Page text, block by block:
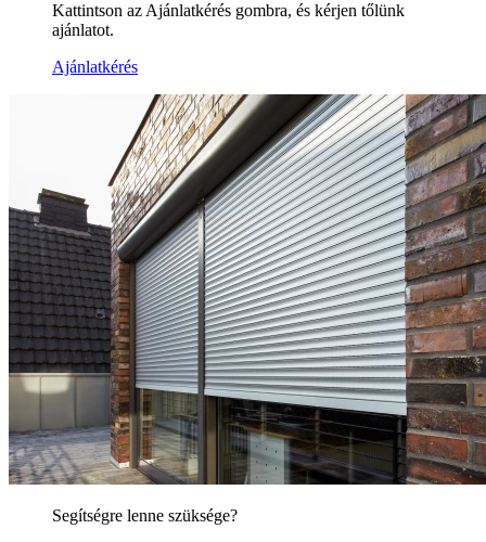
Kattintson az Ajánlatkérés gombra, és kérjen tőlünk
ajánlatot.
Ajánlatkérés
Segítségre lenne szüksége?